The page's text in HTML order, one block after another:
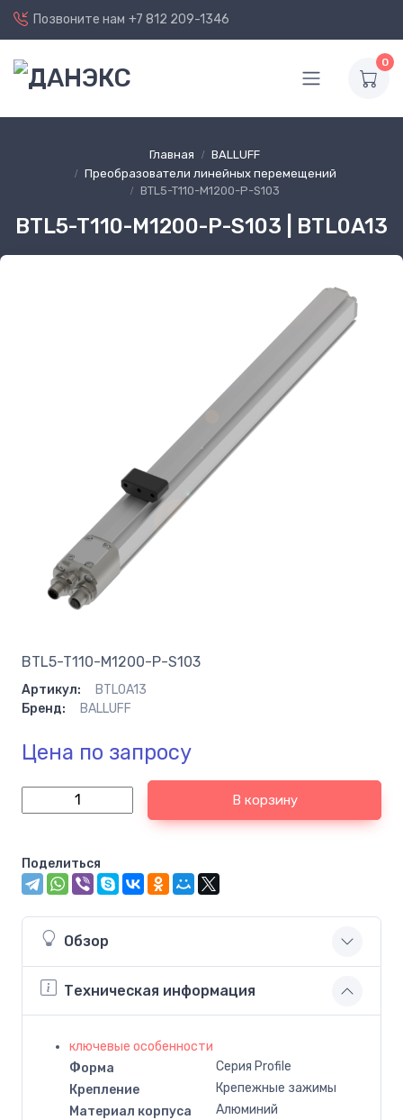
Позвоните нам +7 812 209-1346
0
Главная
BALLUFF
Преобразователи линейных перемещений
BTL5-T110-M1200-P-S103
BTL5-T110-M1200-P-S103 | BTL0A13
BTL5-T110-M1200-P-S103
Артикул:
BTL0A13
Бренд:
BALLUFF
Цена по запросу
В корзину
Поделиться
Обзор
Техническая информация
ключевые особенности
Форма
Серия Profile
Крепление
Крепежные зажимы
Материал корпуса
Алюминий